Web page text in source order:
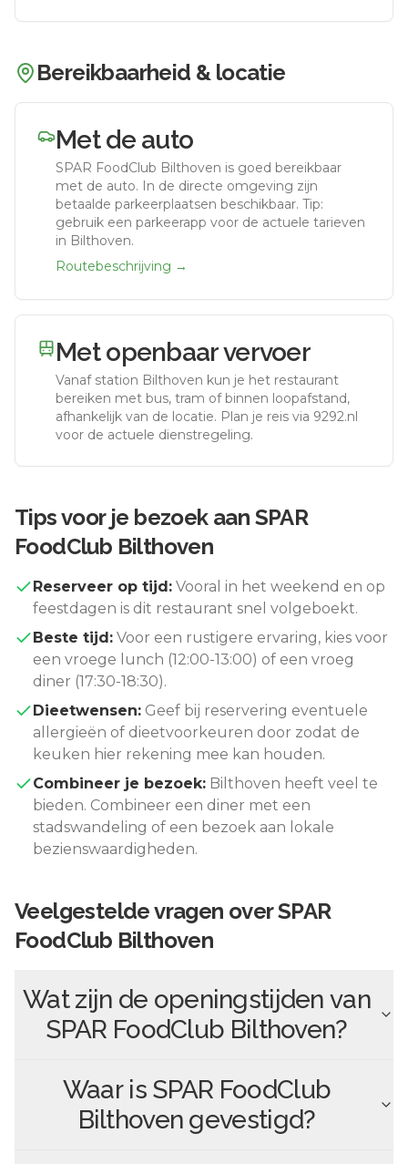
Bereikbaarheid & locatie
Met de auto
SPAR FoodClub Bilthoven is goed bereikbaar
met de auto. In de directe omgeving zijn
betaalde parkeerplaatsen beschikbaar. Tip:
gebruik een parkeerapp voor de actuele tarieven
in Bilthoven.
Routebeschrijving →
Met openbaar vervoer
Vanaf station Bilthoven kun je het restaurant
bereiken met bus, tram of binnen loopafstand,
afhankelijk van de locatie. Plan je reis via 9292.nl
voor de actuele dienstregeling.
Tips voor je bezoek aan SPAR
FoodClub Bilthoven
Reserveer op tijd: Vooral in het weekend en op
feestdagen is dit restaurant snel volgeboekt.
Beste tijd: Voor een rustigere ervaring, kies voor
een vroege lunch (12:00-13:00) of een vroeg
diner (17:30-18:30).
Dieetwensen: Geef bij reservering eventuele
allergieën of dieetvoorkeuren door zodat de
keuken hier rekening mee kan houden.
Combineer je bezoek: Bilthoven heeft veel te
bieden. Combineer een diner met een
stadswandeling of een bezoek aan lokale
bezienswaardigheden.
Veelgestelde vragen overSPAR
FoodClub Bilthoven
Wat zijn de openingstijden van
SPAR FoodClub Bilthoven?
Waar is SPAR FoodClub
Bilthoven gevestigd?